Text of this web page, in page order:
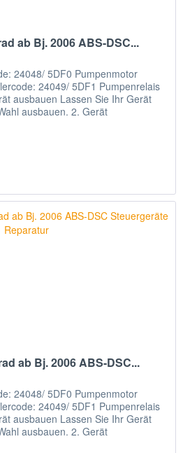
ab Bj. 2006 ABS-DSC...
24048/ 5DF0 Pumpenmotor
24049/ 5DF1 Pumpenrelais
ausbauen Lassen Sie Ihr Gerät
ausbauen. 2. Gerät
ab Bj. 2006 ABS-DSC...
24048/ 5DF0 Pumpenmotor
24049/ 5DF1 Pumpenrelais
ausbauen Lassen Sie Ihr Gerät
ausbauen. 2. Gerät